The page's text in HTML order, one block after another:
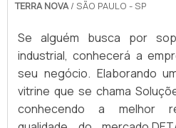
TERRA NOVA/ SÃO PAULO - SP
Se alguém busca por
industrial, conhecerá a
seu negócio. Elaborando
vitrine que se chama
conhecendo a melhor